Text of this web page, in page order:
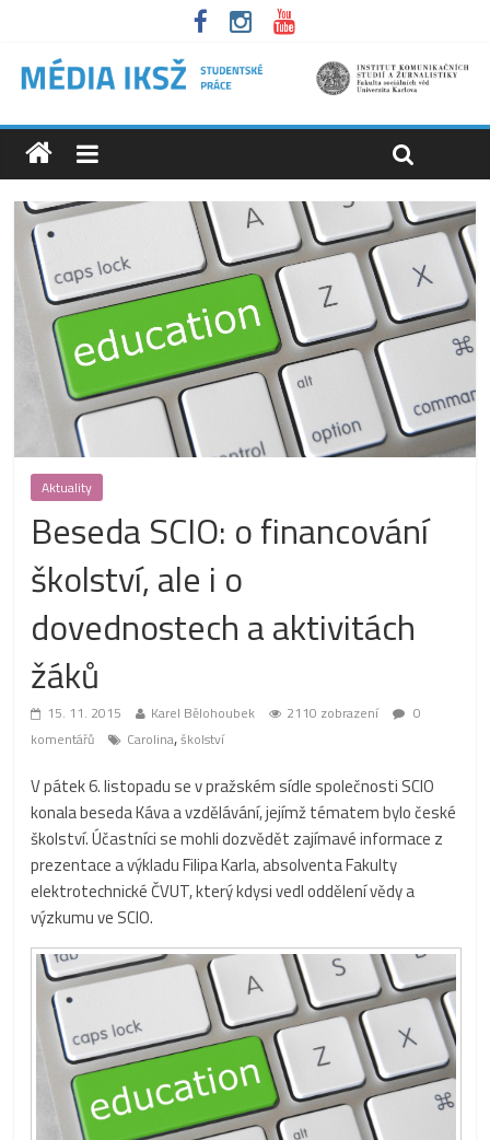
Aktuality
Beseda SCIO: o financování
školství, ale i o
dovednostech a aktivitách
žáků
15. 11. 2015 Karel Bělohoubek 2110 zobrazení
0
komentářů
Carolina,školství
V pátek 6. listopadu se v pražském sídle společnosti SCIO
konala beseda Káva a vzdělávání, jejímž tématem bylo české
školství. Účastníci se mohli dozvědět zajímavé informace z
prezentace a výkladu Filipa Karla, absolventa Fakulty
elektrotechnické ČVUT, který kdysi vedl oddělení vědy a
výzkumu ve SCIO.